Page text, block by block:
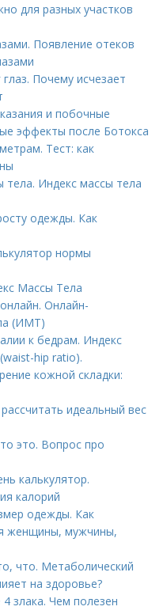
для разных участков
Появление отеков
Почему исчезает
и побочные
эффекты после Ботокса
Тест: как
тела. Индекс массы тела
одежды. Как
нормы
Массы Тела
Онлайн-
(ИМТ)
к бедрам. Индекс
hip ratio).
кожной складки:
идеальный вес
это. Вопрос про
калькулятор.
калорий
одежды. Как
женщины, мужчины,
что. Метаболический
на здоровье?
злака. Чем полезен